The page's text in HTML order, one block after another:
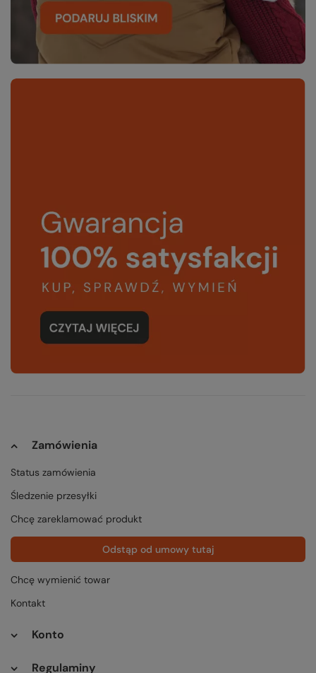
Zamówienia
Status zamówienia
Śledzenie przesyłki
Chcę zareklamować produkt
Odstąp od umowy tutaj
Chcę wymienić towar
Kontakt
Konto
Regulaminy